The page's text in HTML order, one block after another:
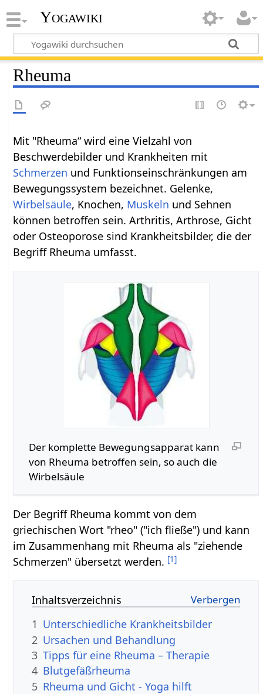
Yogawiki
Rheuma
Mit "Rheuma“ wird eine Vielzahl von
Beschwerdebilder und Krankheiten mit
Schmerzen und Funktionseinschränkungen am
Bewegungssystem bezeichnet. Gelenke,
Wirbelsäule, Knochen, Muskeln und Sehnen
können betroffen sein. Arthritis, Arthrose, Gicht
oder Osteoporose sind Krankheitsbilder, die der
Begriff Rheuma umfasst.
Der komplette Bewegungsapparat kann
von Rheuma betroffen sein, so auch die
Wirbelsäule
Der Begriff Rheuma kommt von dem
griechischen Wort "rheo" ("ich fließe") und kann
im Zusammenhang mit Rheuma als "ziehende
Schmerzen" übersetzt werden. [1]
Inhaltsverzeichnis
1 Unterschiedliche Krankheitsbilder
2 Ursachen und Behandlung
3 Tipps für eine Rheuma – Therapie
4 Blutgefäßrheuma
5 Rheuma und Gicht - Yoga hilft